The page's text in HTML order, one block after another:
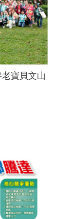
寶貝文山